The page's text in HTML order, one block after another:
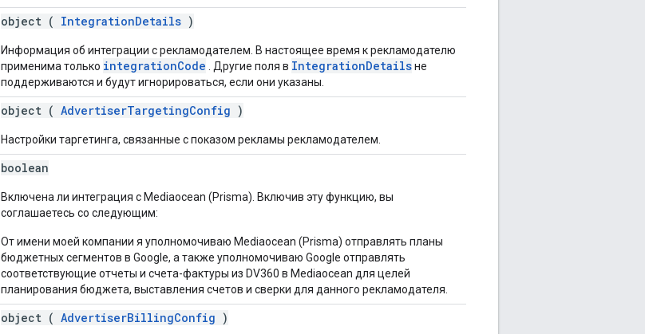
object ( IntegrationDetails )
Информация об интеграции с рекламодателем. В настоящее время к рекламодателю
применима только integrationCode . Другие поля в IntegrationDetailsне
поддерживаются и будут игнорироваться, если они указаны.
object ( AdvertiserTargetingConfig )
Настройки таргетинга, связанные с показом рекламы рекламодателем.
boolean
Включена ли интеграция с Mediaocean (Prisma). Включив эту функцию, вы
соглашаетесь со следующим:
От имени моей компании я уполномочиваю Mediaocean (Prisma) отправлять планы
бюджетных сегментов в Google, а также уполномочиваю Google отправлять
соответствующие отчеты и счета-фактуры из DV360 в Mediaocean для целей
планирования бюджета, выставления счетов и сверки для данного рекламодателя.
object ( AdvertiserBillingConfig )